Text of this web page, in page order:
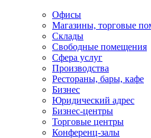
Офисы
Магазины, торговые
Склады
Свободные помещения
Сфера услуг
Производства
Рестораны, бары, кафе
Бизнес
Юридический адрес
Бизнес-центры
Торговые центры
Конференц-залы